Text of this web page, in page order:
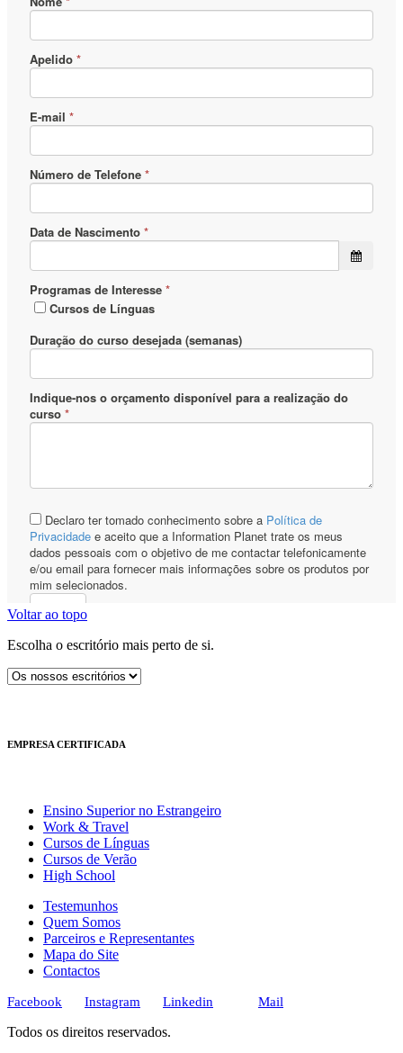
Voltar ao topo
Escolha o escritório mais perto de si.
EMPRESA CERTIFICADA
Ensino Superior no Estrangeiro
Work & Travel
Cursos de Línguas
Cursos de Verão
High School
Testemunhos
Quem Somos
Parceiros e Representantes
Mapa do Site
Contactos
Facebook Instagram Linkedin Mail
Todos os direitos reservados.